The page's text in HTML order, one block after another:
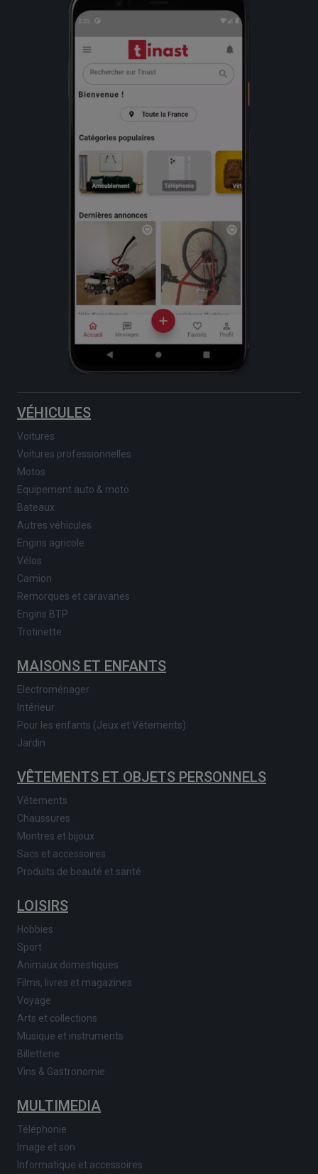
VÉHICULES
Voitures
Voitures professionnelles
Motos
Equipement auto & moto
Bateaux
Autres véhicules
Engins agricole
Vélos
Camion
Remorques et caravanes
Engins BTP
Trotinette
MAISONS ET ENFANTS
Electroménager
Intérieur
Pour les enfants (Jeux et Vêtements)
Jardin
VÊTEMENTS ET OBJETS PERSONNELS
Vêtements
Chaussures
Montres et bijoux
Sacs et accessoires
Produits de beauté et santé
LOISIRS
Hobbies
Sport
Animaux domestiques
Films, livres et magazines
Voyage
Arts et collections
Musique et instruments
Billetterie
Vins & Gastronomie
MULTIMEDIA
Téléphonie
Image et son
Informatique et accessoires